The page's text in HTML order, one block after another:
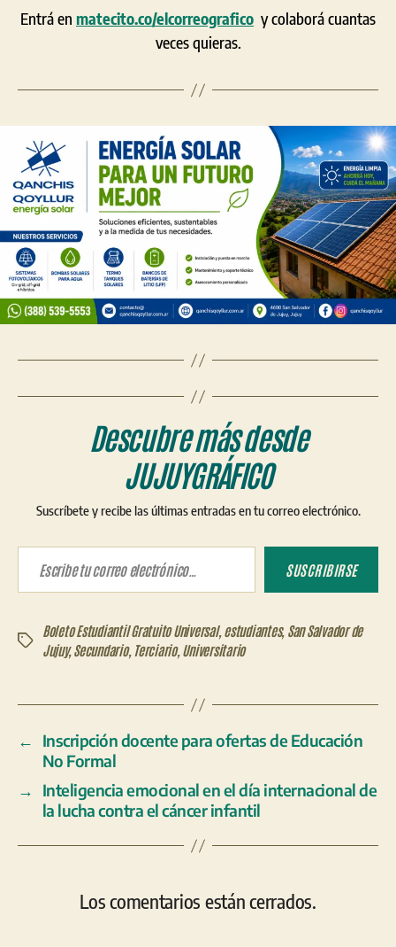
Entrá en matecito.co/elcorreografico y colaborá cuantas
veces quieras.
Descubre más desde
JUJUYGRÁFICO
Suscríbete y recibe las últimas entradas en tu correo electrónico.
Escribe tu correo electrónico…
SUSCRIBIRSE
Etiquetas
Boleto Estudiantil Gratuito Universal, estudiantes, San Salvador de
Jujuy,Secundario, Terciario, Universitario
←
Inscripción docente para ofertas de Educación
No Formal
→
Inteligencia emocional en el día internacional de
la lucha contra el cáncer infantil
Los comentarios están cerrados.